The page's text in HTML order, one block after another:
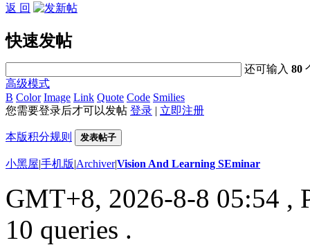
返 回
快速发帖
还可输入80
高级模式
B Color Image Link Quote Code Smilies
您需要登录后才可以发帖 登录 | 立即注册
本版积分规则 发表帖子
小黑屋|手机版|Archiver|Vision And Learning SEminar
GMT+8, 2026-8-8 05:54 ,
10 queries .